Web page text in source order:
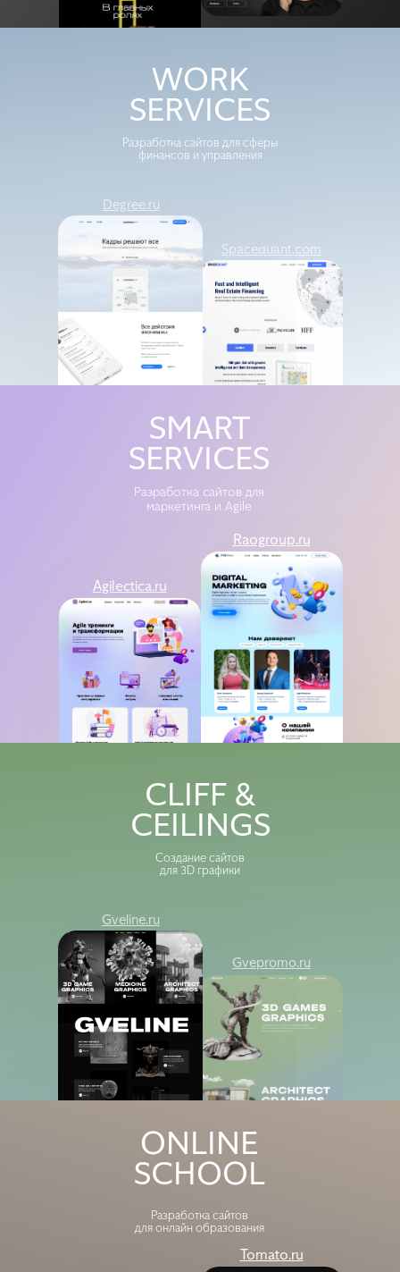
WORK
SERVICES
Разработка сайтов для сферы
финансов и управления
Degree.ru
Spacequant.com
SMART
SERVICES
Разработка сайтов для
маркетинга и Agile
Raogroup.ru
Agilectica.ru
Raogroup
Agilectica
CLIFF &
CEILINGS
Создание сайтов
для 3D графики
Gveline.ru
Gvepromo.ru
Gvepromo
Gveline
Разработка сайтов
для онлайн образования
Tomato.ru
ONLINE
SCHOOL